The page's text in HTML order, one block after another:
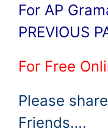
For AP
PREVIOUS
For Free
Please
Friends….